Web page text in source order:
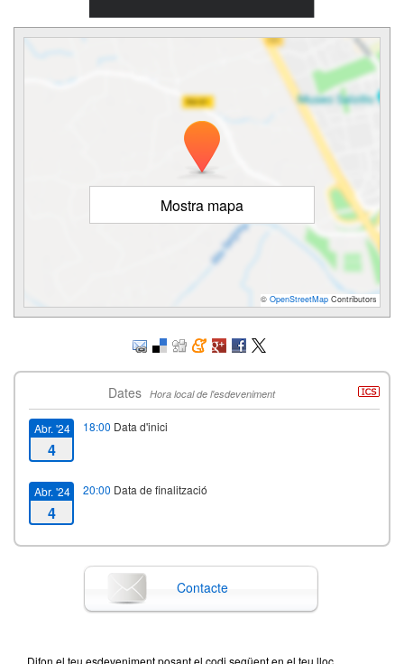
Mostra mapa
© OpenStreetMap Contributors
Dates Hora local de l'esdeveniment
Abr. '24
4
18:00 Data d'inici
Abr. '24
4
20:00 Data de finalització
Contacte
Difon el teu esdeveniment posant el codi següent en el teu lloc